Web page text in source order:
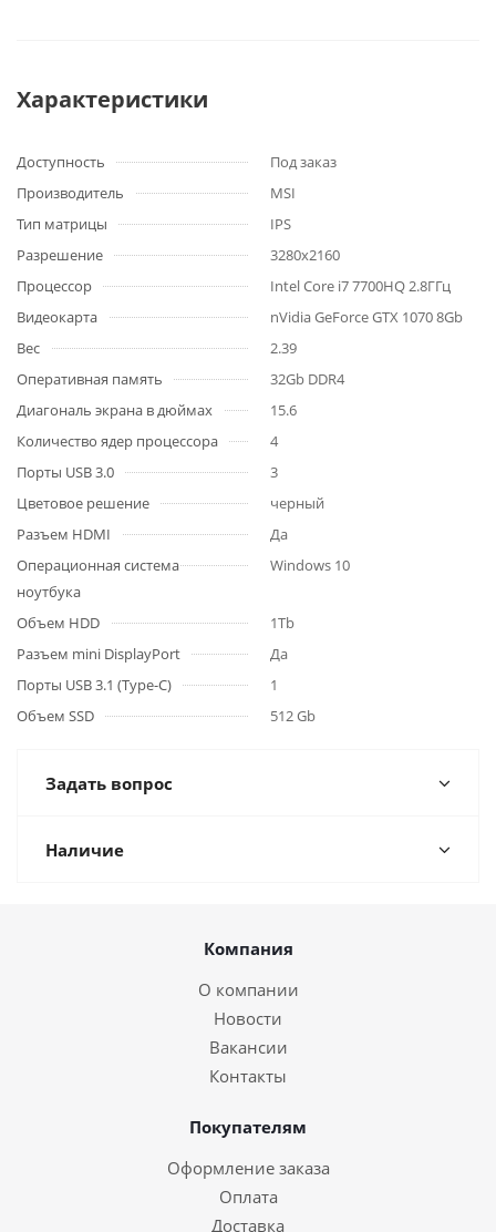
Характеристики
Доступность
Под заказ
Производитель
MSI
Тип матрицы
IPS
Разрешение
3280x2160
Процессор
Intel Core i7 7700HQ 2.8ГГц
Видеокарта
nVidia GeForce GTX 1070 8Gb
Вес
2.39
Оперативная память
32Gb DDR4
Диагональ экрана в дюймах
15.6
Количество ядер процессора
4
Порты USB 3.0
3
Цветовое решение
черный
Разъем HDMI
Да
Операционная система
ноутбука
Windows 10
Объем HDD
1Tb
Разъем mini DisplayPort
Да
Порты USB 3.1 (Type-C)
1
Объем SSD
512 Gb
Задать вопрос
Наличие
Компания
О компании
Новости
Вакансии
Контакты
Покупателям
Оформление заказа
Оплата
Доставка